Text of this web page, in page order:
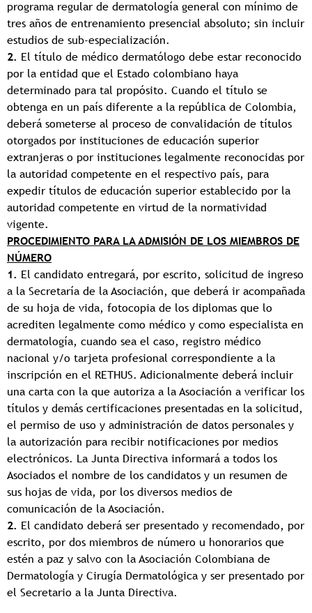
programa regular de dermatología general con mínimo de
tres años de entrenamiento presencial absoluto; sin incluir
estudios de sub-especialización.
2. El título de médico dermatólogo debe estar reconocido
por la entidad que el Estado colombiano haya
determinado para tal propósito. Cuando el título se
obtenga en un país diferente a la república de Colombia,
deberá someterse al proceso de convalidación de títulos
otorgados por instituciones de educación superior
extranjeras o por instituciones legalmente reconocidas por
la autoridad competente en el respectivo país, para
expedir títulos de educación superior establecido por la
autoridad competente en virtud de la normatividad
vigente.
PROCEDIMIENTO PARA LA ADMISIÓN DE LOS MIEMBROS DE
NÚMERO
1. El candidato entregará, por escrito, solicitud de ingreso
a la Secretaría de la Asociación, que deberá ir acompañada
de su hoja de vida, fotocopia de los diplomas que lo
acrediten legalmente como médico y como especialista en
dermatología, cuando sea el caso, registro médico
nacional y/o tarjeta profesional correspondiente a la
inscripción en el RETHUS. Adicionalmente deberá incluir
una carta con la que autoriza a la Asociación a verificar los
títulos y demás certificaciones presentadas en la solicitud,
el permiso de uso y administración de datos personales y
la autorización para recibir notificaciones por medios
electrónicos. La Junta Directiva informará a todos los
Asociados el nombre de los candidatos y un resumen de
sus hojas de vida, por los diversos medios de
comunicación de la Asociación.
2. El candidato deberá ser presentado y recomendado, por
escrito, por dos miembros de número u honorarios que
estén a paz y salvo con la Asociación Colombiana de
Dermatología y Cirugía Dermatológica y ser presentado por
el Secretario a la Junta Directiva.